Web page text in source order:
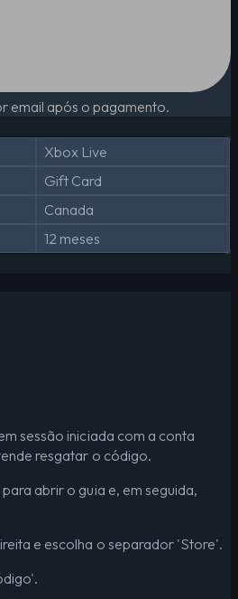
email após o pagamento.
Xbox Live
Gift Card
Canada
12 meses
sessão iniciada com a conta
resgatar o código.
abrir o guia e, em seguida,
e escolha o separador 'Store'.